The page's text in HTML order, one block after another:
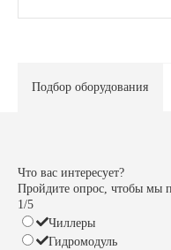
Подбор оборудования
Что вас интересует?
Пройдите опрос, чтобы мы
1/5
Чиллеры
Гидромодуль